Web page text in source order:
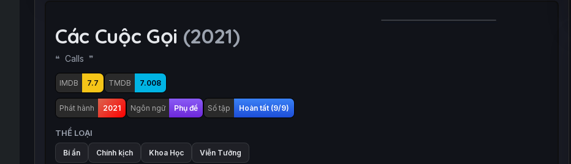
Các Cuộc Gọi (2021)
Calls
IMDB 7.7 TMDB 7.008
Phát hành 2021 Ngôn ngữ Phụ đề Số tập Hoàn tất (9/9)
THỂ LOẠI
Bí ẩn Chính kịch Khoa Học Viễn Tưởng